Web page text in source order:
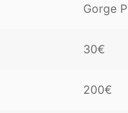
Gorge
30€
200€